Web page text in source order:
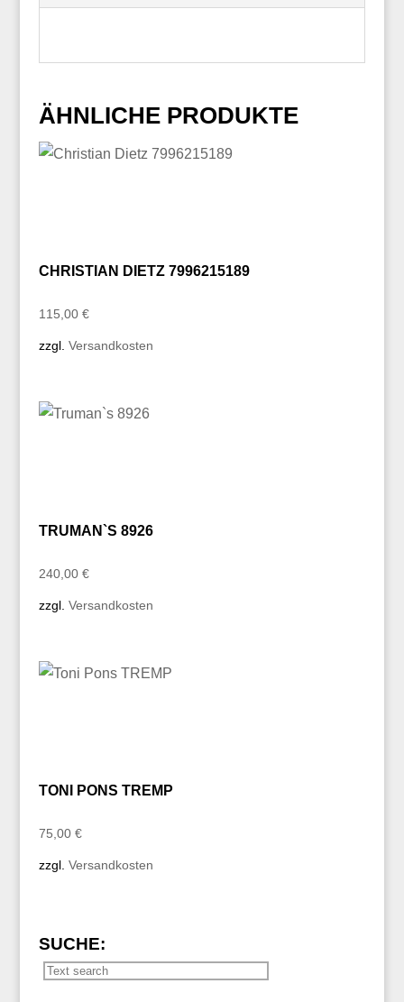
ÄHNLICHE PRODUKTE
CHRISTIAN DIETZ 7996215189
115,00 €
zzgl. Versandkosten
TRUMAN`S 8926
240,00 €
zzgl. Versandkosten
TONI PONS TREMP
75,00 €
zzgl. Versandkosten
SUCHE: